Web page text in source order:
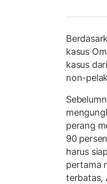
kasus
kasus
non-
perang
90
harus
pertama
terbatas,